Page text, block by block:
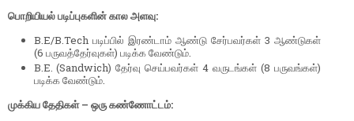
பொறியியல் படிப்புகளின் கால அளவு:
B.E/B.Tech படிப்பில் இரண்டாம் ஆண்டு சேர்பவர்கள் 3 ஆண்டுகள்
(6 பருவத்தேர்வுகள்) படிக்க வேண்டும்.
B.E. (Sandwich) தேர்வு செய்பவர்கள் 4 வருடங்கள் (8 பருவங்கள்)
படிக்க வேண்டும்.
முக்கிய தேதிகள் – ஒரு கண்ணோட்டம்: